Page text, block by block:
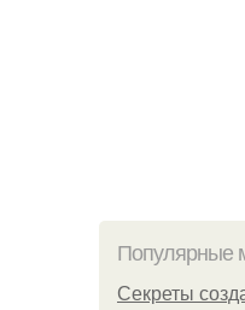
Популярные
Секреты